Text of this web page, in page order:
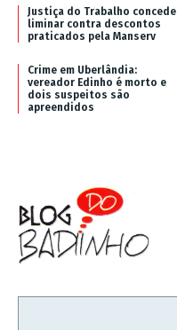
Justiça do Trabalho concede
liminar contra descontos
praticados pela Manserv
Crime em Uberlândia:
vereador Edinho é morto e
dois suspeitos são
apreendidos